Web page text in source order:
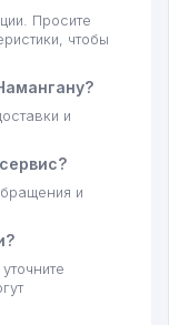
Просите
чтобы
и
и